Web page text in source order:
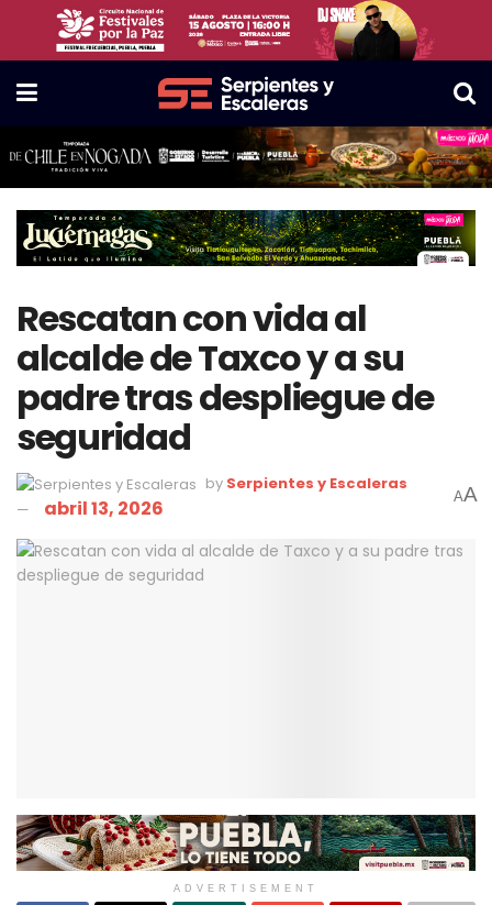
Rescatan con vida al
alcalde de Taxco y a su
padre tras despliegue de
seguridad
by Serpientes y Escaleras
abril 13, 2026 AA
ADVERTISEMENT